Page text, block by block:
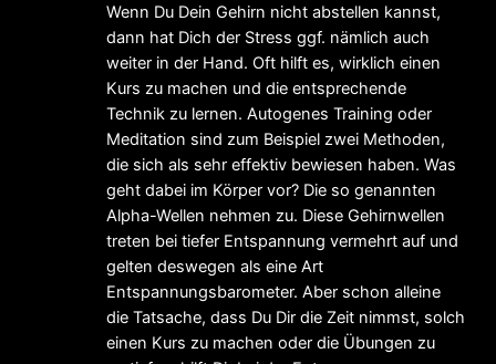
Wenn Du Dein Gehirn nicht abstellen kannst,
dann hat Dich der Stress ggf. nämlich auch
weiter in der Hand. Oft hilft es, wirklich einen
Kurs zu machen und die entsprechende
Technik zu lernen. Autogenes Training oder
Meditation sind zum Beispiel zwei Methoden,
die sich als sehr effektiv bewiesen haben. Was
geht dabei im Körper vor? Die so genannten
Alpha-Wellen nehmen zu. Diese Gehirnwellen
treten bei tiefer Entspannung vermehrt auf und
gelten deswegen als eine Art
Entspannungsbarometer. Aber schon alleine
die Tatsache, dass Du Dir die Zeit nimmst, solch
einen Kurs zu machen oder die Übungen zu